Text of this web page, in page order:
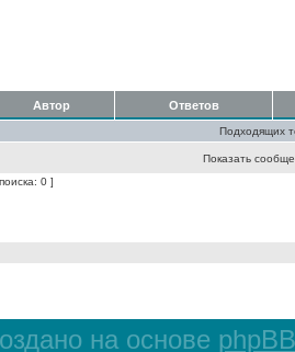
Автор Ответов
Подходящих
Показать
0 ]
на основе phpBB